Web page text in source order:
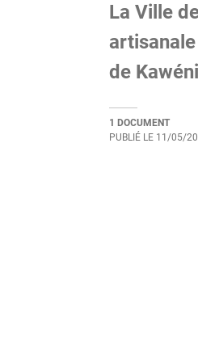
La Ville
de
1 DOCUMENT
PUBLIÉ LE 11/05/